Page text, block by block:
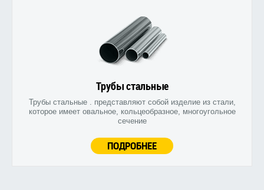
Трубы стальные
Трубы стальные . представляют собой изделие из стали,
которое имеет овальное, кольцеобразное, многоугольное
сечение
ПОДРОБНЕЕ